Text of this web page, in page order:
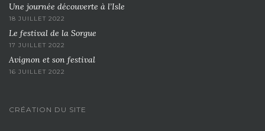
Une journée découverte à l’Isle
18 JUILLET 2022
Le festival de la Sorgue
17 JUILLET 2022
Avignon et son festival
16 JUILLET 2022
CRÉATION DU SITE